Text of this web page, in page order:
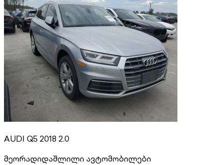
AUDI Q5 2018 2.0
მეორადიდაშლილი ავტომობილები